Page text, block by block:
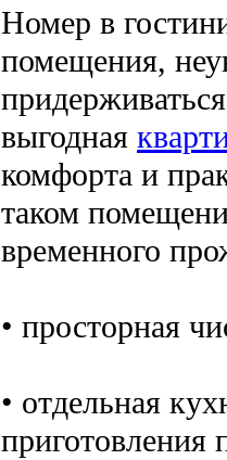
Номер в
помещения,
выгодная
комфорта и
таком
временного
• просторная
• отдельная
приготовления